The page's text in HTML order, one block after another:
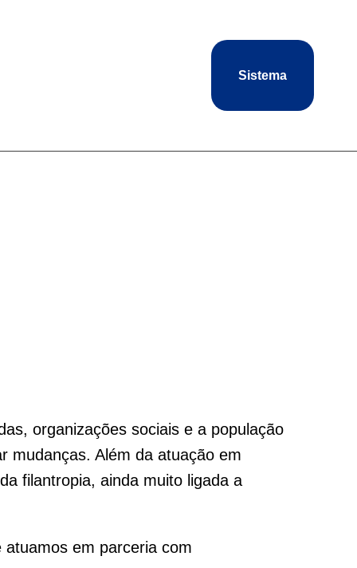
Sistema
organizações sociais e a população
mudanças. Além da atuação em
filantropia, ainda muito ligada a
em parceria com